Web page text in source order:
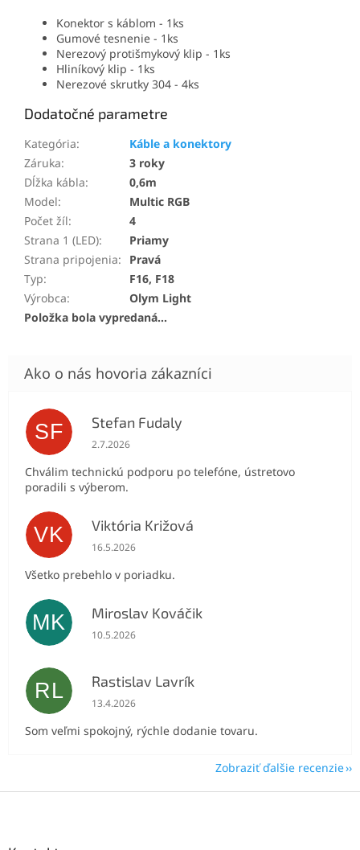
Konektor s káblom - 1ks
Gumové tesnenie - 1ks
Nerezový protišmykový klip - 1ks
Hliníkový klip - 1ks
Nerezové skrutky 304 - 4ks
Dodatočné parametre
Kategória:
Káble a konektory
Záruka:
3 roky
Dĺžka kábla:
0,6m
Model:
Multic RGB
Počet žíl:
4
Strana 1 (LED):
Priamy
Strana pripojenia:
Pravá
Typ:
F16, F18
Výrobca:
Olym Light
Položka bola vypredaná…
SF Stefan Fudaly
Hodnotenie obchodu je 5 z 5 hviezdičiek.
2.7.2026
Chválim technickú podporu po telefóne, ústretovo
poradili s výberom.
VK Viktória Križová
Hodnotenie obchodu je 5 z 5 hviezdičiek.
16.5.2026
Všetko prebehlo v poriadku.
MK Miroslav Kováčik
Hodnotenie obchodu je 5 z 5 hviezdičiek.
10.5.2026
RL Rastislav Lavrík
Hodnotenie obchodu je 5 z 5 hviezdičiek.
13.4.2026
Som veľmi spokojný, rýchle dodanie tovaru.
Zobraziť ďalšie recenzie